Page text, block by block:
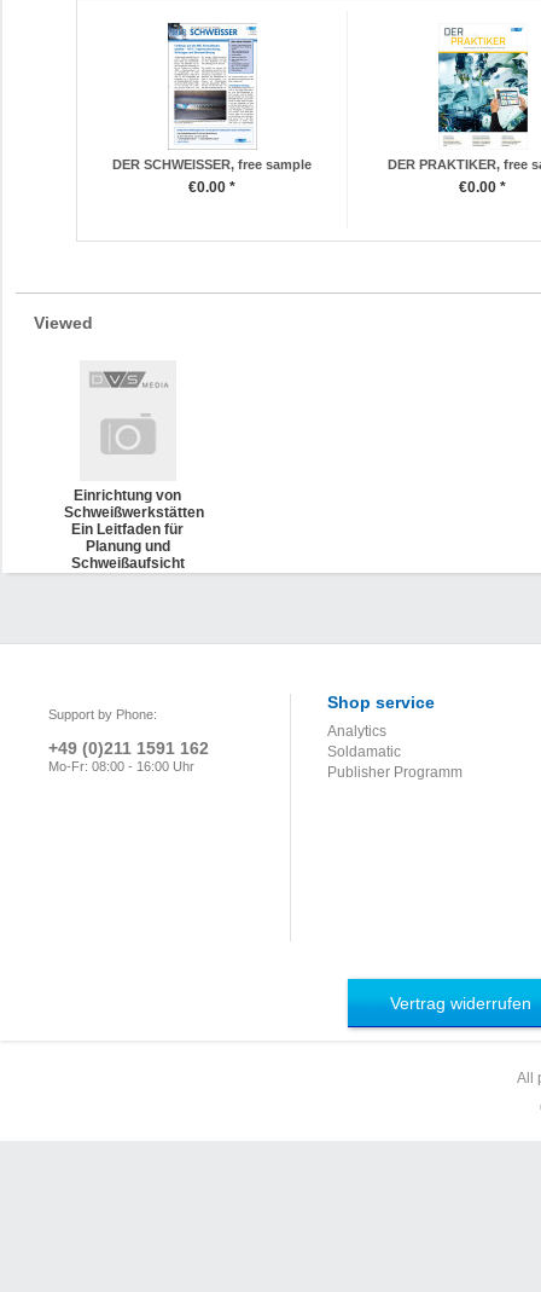
DER SCHWEISSER, free sample
€0.00 *
DER PRAKTIKER, free
€0.00 *
Viewed
Einrichtung von
Schweißwerkstätten
Ein Leitfaden für
Planung und
Schweißaufsicht
Support by Phone:
+49 (0)211 1591 162
Mo-Fr: 08:00 - 16:00 Uhr
Shop service
Analytics
Soldamatic
Publisher Programm
Vertrag widerrufen
All